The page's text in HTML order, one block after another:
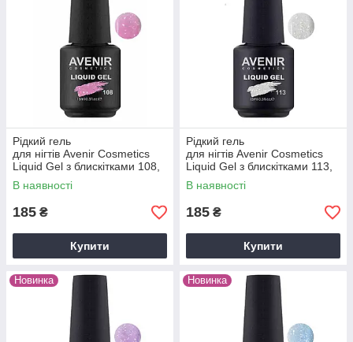
Рідкий гель
для нігтів Avenir Cosmetics
Liquid Gel з блискітками 108,
15мл
В наявності
185 ₴
Купити
Рідкий гель
для нігтів Avenir Cosmetics
Liquid Gel з блискітками 113,
15мл
В наявності
185 ₴
Купити
Новинка Новинка